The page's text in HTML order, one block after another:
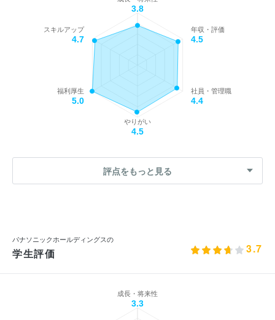
3.8
年収・評価
4.5
社員・管理職
4.4
やりがい
4.5
福利厚生
5.0
スキルアップ
4.7
評点をもっと見る
パナソニックホールディングスの
学生評価 3.7
成長・将来性
3.3